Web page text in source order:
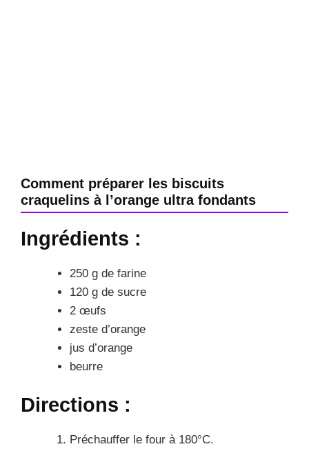
Comment préparer les biscuits
craquelins à l’orange ultra fondants
Ingrédients :
250 g de farine
120 g de sucre
2 œufs
zeste d’orange
jus d’orange
beurre
Directions :
Préchauffer le four à 180°C.